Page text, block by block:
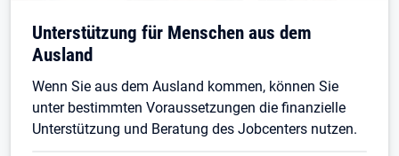
Unterstützung für Menschen aus dem
Ausland
Wenn Sie aus dem Ausland kommen, können Sie
unter bestimmten Voraussetzungen die finanzielle
Unterstützung und Beratung des Jobcenters nutzen.